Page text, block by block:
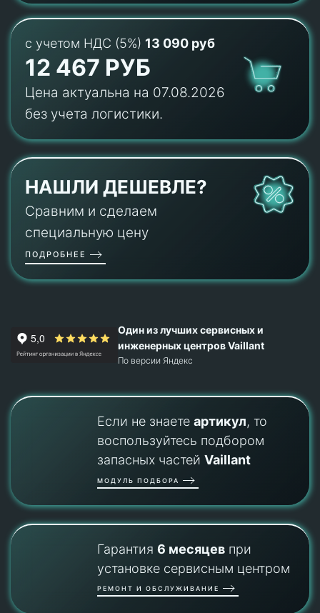
с учетом НДС (5%) 13 090 руб
12 467 РУБ
Цена актуальна на 07.08.2026
без учета логистики.
НАШЛИ ДЕШЕВЛЕ?
Сравним и сделаем
специальную цену
ПОДРОБНЕЕ
Один из лучших сервисных и
инженерных центров Vaillant
По версии Яндекс
Если не знаете артикул, то
воспользуйтесь подбором
запасных частей Vaillant
МОДУЛЬ ПОДБОРА
Гарантия 6 месяцевпри
установке сервисным центром
РЕМОНТ И ОБСЛУЖИВАНИЕ